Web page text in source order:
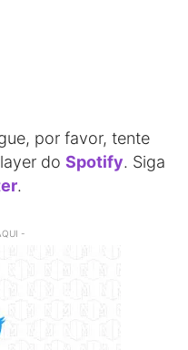
por favor, tente
do Spotify. Siga
.
-